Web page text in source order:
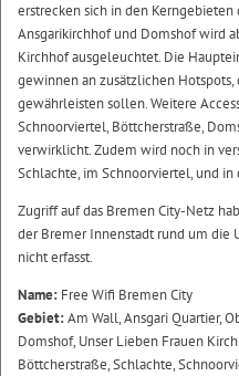
erstrecken sich in den
Ansgarikirchhof und Domshof wird
Kirchhof ausgeleuchtet. Die
gewinnen an zusätzlichen
gewährleisten sollen. Weitere
Schnoorviertel, Böttcherstraße,
verwirklicht. Zudem wird noch in
Schlachte, im Schnoorviertel, und
Zugriff auf das Bremen City-Netz
der Bremer Innenstadt rund um die
nicht erfasst.
Name: Free Wifi Bremen City
Gebiet:Am Wall, Ansgari Quartier,
Domshof, Unser Lieben Frauen
Böttcherstraße, Schlachte,